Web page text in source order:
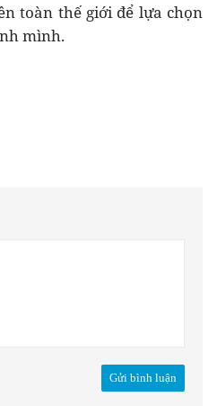
toàn thế giới để lựa chọn
mình.
Gửi bình luận